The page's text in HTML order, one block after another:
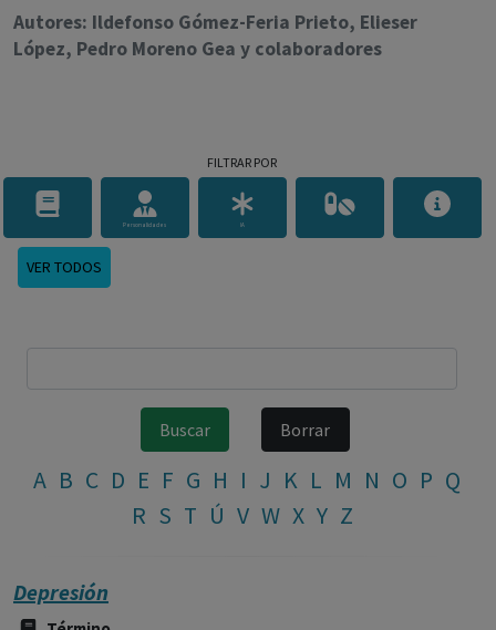
Autores: Ildefonso Gómez-Feria Prieto, Elieser
López, Pedro Moreno Gea y colaboradores
FILTRAR POR
Personalidades IA
VER TODOS
A B C D E F G H I J K L M N O P Q
R S T Ú V W X Y Z
Depresión